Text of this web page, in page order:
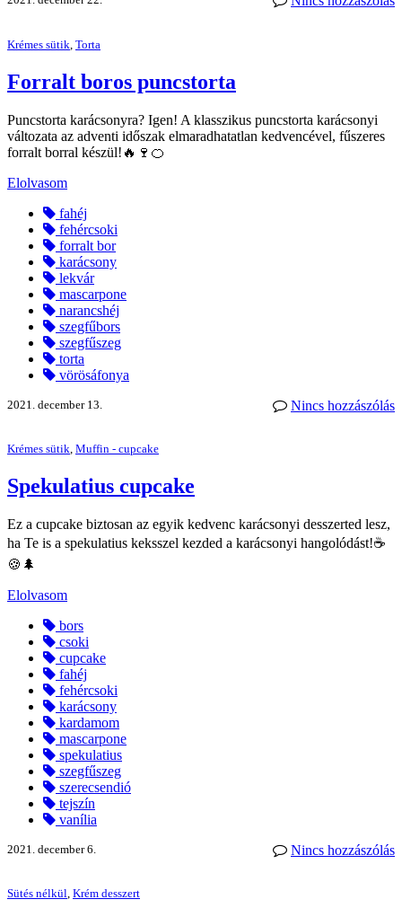
Krémes sütik Torta
Forralt boros puncstorta
Puncstorta karácsonyra? Igen! A klasszikus puncstorta karácsonyi
változata az adventi időszak elmaradhatatlan kedvencével, fűszeres
forralt borral készül!🔥🍷🍊
Elolvasom
fahéj
fehércsoki
forralt bor
karácsony
lekvár
mascarpone
narancshéj
szegfűbors
szegfűszeg
torta
vörösáfonya
Nincs hozzászólás
2021. december 13.
Krémes sütik Muffin - cupcake
Spekulatius cupcake
Ez a cupcake biztosan az egyik kedvenc karácsonyi desszerted lesz,
ha Te is a spekulatius keksszel kezded a karácsonyi hangolódást!☕
🍪🌲
Elolvasom
bors
csoki
cupcake
fahéj
fehércsoki
karácsony
kardamom
mascarpone
spekulatius
szegfűszeg
szerecsendió
tejszín
vanília
Nincs hozzászólás
2021. december 6.
Sütés nélkül, Krém desszert